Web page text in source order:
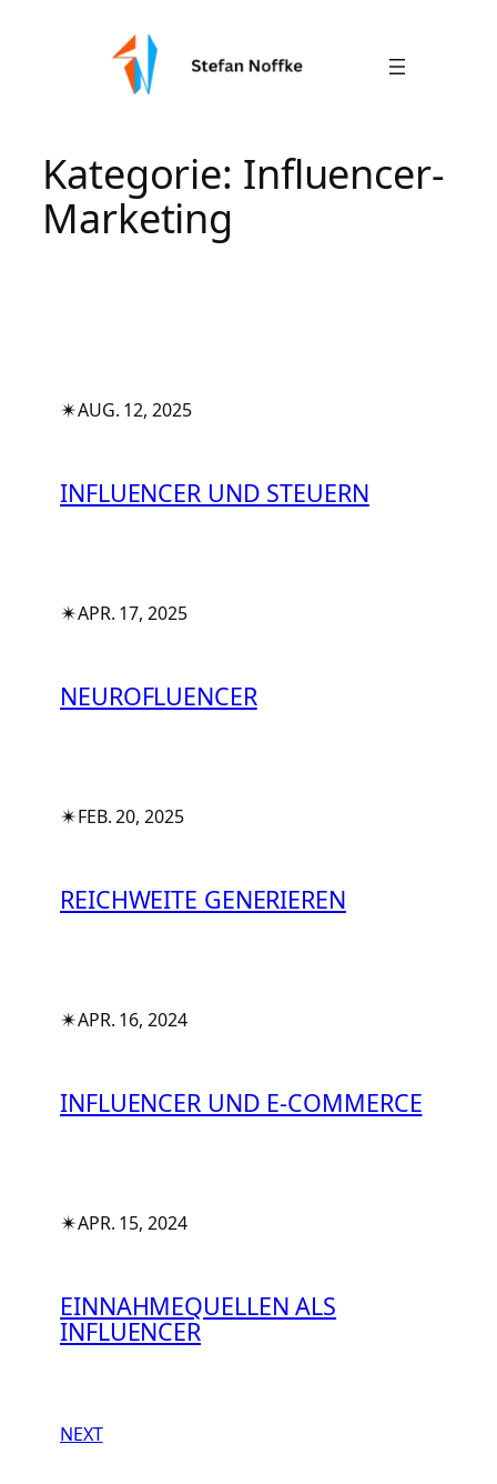
Kategorie: Influencer-
Marketing
✴︎AUG. 12, 2025
INFLUENCER UND STEUERN
✴︎APR. 17, 2025
NEUROFLUENCER
✴︎FEB. 20, 2025
REICHWEITE GENERIEREN
✴︎APR. 16, 2024
INFLUENCER UND E-COMMERCE
✴︎APR. 15, 2024
EINNAHMEQUELLEN ALS
INFLUENCER
NEXT